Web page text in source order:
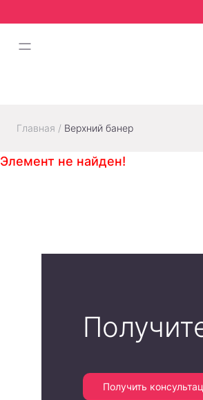
Главная / Верхний банер
Элемент не найден!
Получить